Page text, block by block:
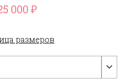
000 ₽
размеров